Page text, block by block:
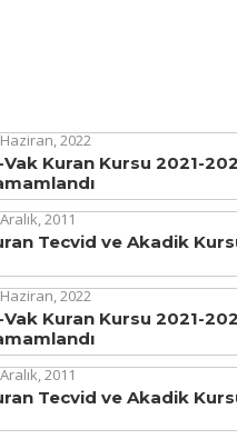
2022
Vak Kuran Kursu 2021-
2011
Tecvid ve Akadik
2022
Vak Kuran Kursu 2021-
2011
Tecvid ve Akadik